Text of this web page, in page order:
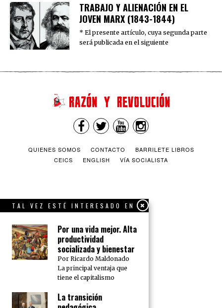
TRABAJO Y ALIENACIÓN EN EL
JOVEN MARX (1843-1844)
* El presente artículo, cuya segunda parte
será publicada en el siguiente
QUIENES SOMOS CONTACTO
BARRILETE LIBROS
CEICS
ENGLISH VÍA SOCIALISTA
TAL VEZ ESTÉ INTERESADO EN
Por una vida mejor. Alta
productividad
socializada y bienestar
Por Ricardo Maldonado
La principal ventaja que
tiene el capitalismo
La transición